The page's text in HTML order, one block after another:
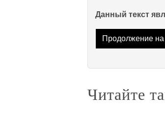
Данный текст
Продолжение на
Читайте